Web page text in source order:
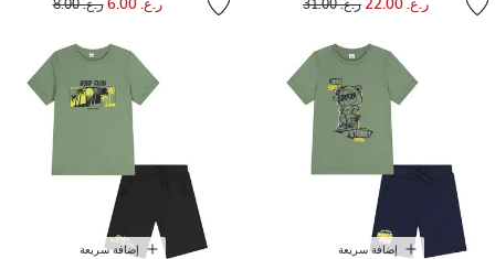
ر.ع. 22.00 ر.ع. 31.00 ر.ع. 6.00 ر.ع. 8.00
إضافة سريعة إضافة سريعة